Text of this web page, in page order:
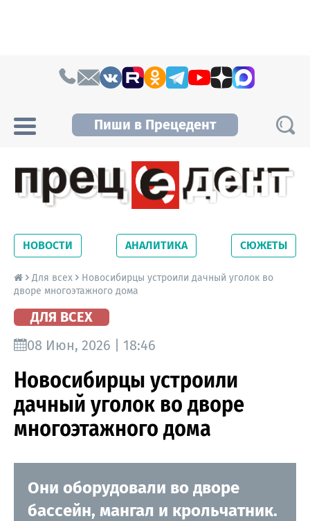
Пиши в Прецедент
Новосибирской области. Читайте свежие
новости на сайте сетевого издания
Precedent.
НОВОСТИ АНАЛИТИКА СЮЖЕТЫ
Для всех
Новосибирцы устроили дачный уголок во
дворе многоэтажного дома
ДЛЯ ВСЕХ
08 Июн, 2026 | 18:46
Новосибирцы устроили
дачный уголок во дворе
многоэтажного дома
Они оборудовали во дворе
бассейн, мангал и крольчатник.